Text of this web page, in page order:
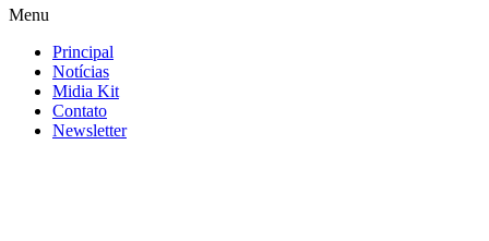
Menu
Principal
Notícias
Midia Kit
Contato
Newsletter